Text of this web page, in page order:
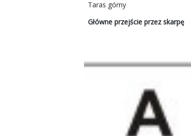
Taras górny
Główne przejście przez skarpę